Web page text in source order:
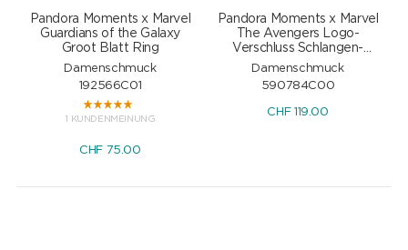
Pandora Moments x Marvel
Guardians of the Galaxy
Groot Blatt Ring
Damenschmuck
192566C01
1 KUNDENMEINUNG
CHF 75.00
Pandora Moments x Marvel
The Avengers Logo-
Verschluss Schlangen-
Gliederarmband
Damenschmuck
590784C00
CHF 119.00